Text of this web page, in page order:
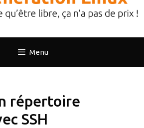
Menu
répertoire
SSH